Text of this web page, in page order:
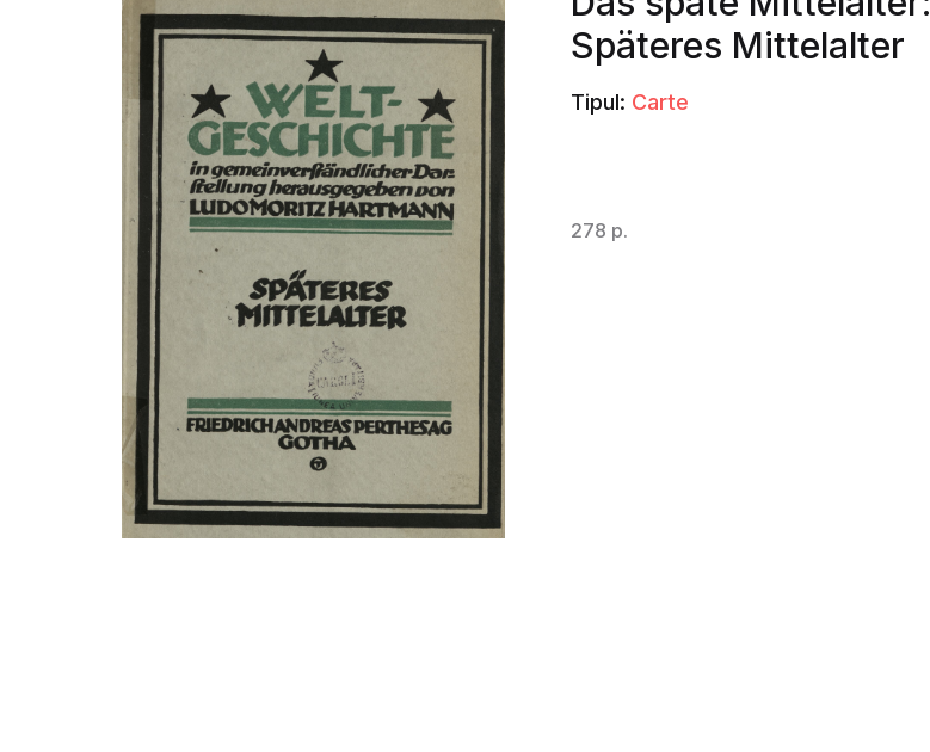
Späteres Mittelalter
Tipul: Carte